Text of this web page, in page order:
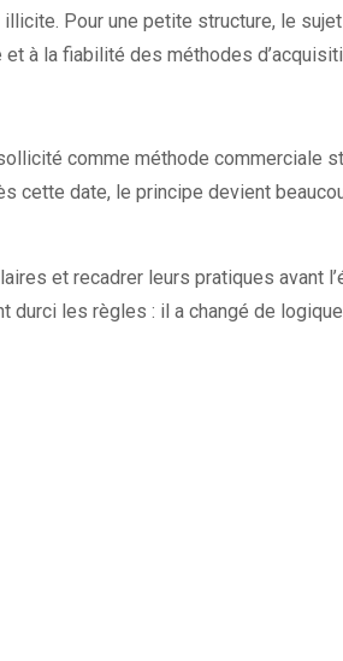
illicite. Pour une petite structure, le
à la fiabilité des méthodes
comme méthode commerciale
cette date, le principe devient
et recadrer leurs pratiques avant
durci les règles : il a changé de